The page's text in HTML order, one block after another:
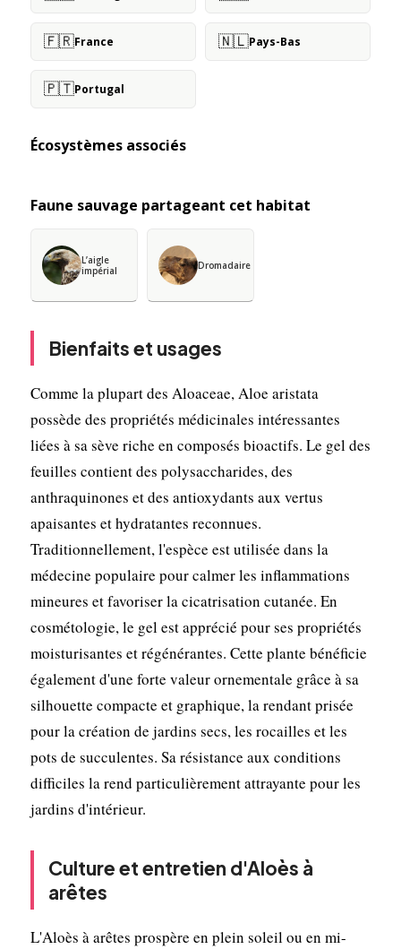
🇫🇷France 🇳🇱Pays-Bas
🇵🇹Portugal
Écosystèmes associés
Faune sauvage partageant cet habitat
L’aigle
impérial
Dromadaire
Bienfaits et usages
Comme la plupart des Aloaceae, Aloe aristata
possède des propriétés médicinales intéressantes
liées à sa sève riche en composés bioactifs. Le gel des
feuilles contient des polysaccharides, des
anthraquinones et des antioxydants aux vertus
apaisantes et hydratantes reconnues.
Traditionnellement, l'espèce est utilisée dans la
médecine populaire pour calmer les inflammations
mineures et favoriser la cicatrisation cutanée. En
cosmétologie, le gel est apprécié pour ses propriétés
moisturisantes et régénérantes. Cette plante bénéficie
également d'une forte valeur ornementale grâce à sa
silhouette compacte et graphique, la rendant prisée
pour la création de jardins secs, les rocailles et les
pots de succulentes. Sa résistance aux conditions
difficiles la rend particulièrement attrayante pour les
jardins d'intérieur.
Culture et entretien d'Aloès à
arêtes
L'Aloès à arêtes prospère en plein soleil ou en mi-